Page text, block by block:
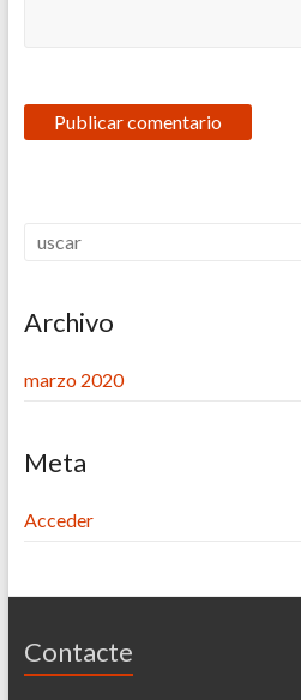
Archivo
marzo 2020
Meta
Acceder
Contacte